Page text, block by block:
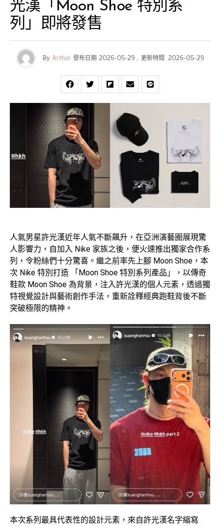
光漢「Moon Shoe 特別系
列」即將發售
By Arthur 發布日期 2026-05-29 , 更新時間 2026-05-29
人氣男星許光漢近年人氣不斷飆升，在亞洲演藝圈展現驚
人影響力，自加入 Nike 家族之後，便火速推出獨家合作系
列，令粉絲們十分驚喜。繼之前率先上腳 Moon Shoe，本
次 Nike 特別打造 「Moon Shoe 特別系列產品」，以傳奇
鞋款 Moon Shoe 為背景，注入許光漢的個人元素，透過獨
特視覺設計與藝術創作手法，重新詮釋經典跑鞋背後不斷
突破極限的精神。
本次系列最具代表性的設計元素，來自許光漢名字縮寫